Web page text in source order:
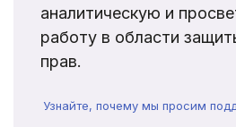
аналитическую и
работу в области
прав.
Узнайте, почему мы просим